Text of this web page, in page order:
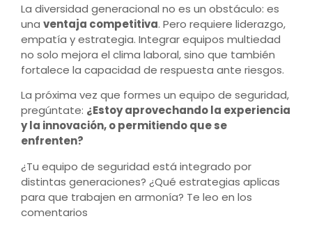
La diversidad generacional no es un obstáculo: es
una ventaja competitiva. Pero requiere liderazgo,
empatía y estrategia. Integrar equipos multiedad
no solo mejora el clima laboral, sino que también
fortalece la capacidad de respuesta ante riesgos.
La próxima vez que formes un equipo de seguridad,
pregúntate: ¿Estoy aprovechando la experiencia
y la innovación, o permitiendo que se
enfrenten?
¿Tu equipo de seguridad está integrado por
distintas generaciones? ¿Qué estrategias aplicas
para que trabajen en armonía? Te leo en los
comentarios